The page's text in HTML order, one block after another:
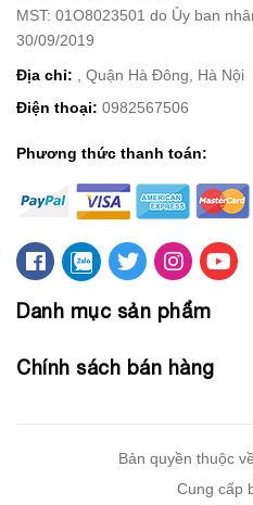
MST: 01O8023501 do Ủy ban
30/09/2019
Địa chỉ: , Quận Hà Đông, Hà Nội
Điện thoại: 0982567506
Phương thức thanh toán:
Danh mục sản phẩm
Chính sách bán hàng
Bản quyền thuộc về
Cung cấp